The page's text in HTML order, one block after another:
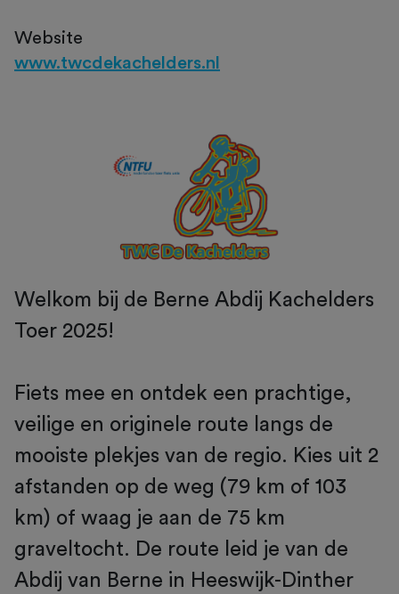
Website
www.twcdekachelders.nl
Welkom bij de Berne Abdij Kachelders
Toer 2025!
Fiets mee en ontdek een prachtige,
veilige en originele route langs de
mooiste plekjes van de regio. Kies uit 2
afstanden op de weg (79 km of 103
km) of waag je aan de 75 km
graveltocht. De route leid je van de
Abdij van Berne in Heeswijk-Dinther